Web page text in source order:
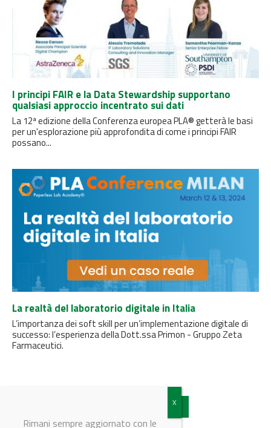
I principi FAIR e la Data Stewardship supportano
qualsiasi approccio incentrato sui dati
La 12ª edizione della Conferenza europea PLA® getterà le basi
per un'esplorazione più approfondita di come i principi FAIR
possano...
La realtà del laboratorio digitale in Italia
L’importanza dei soft skill per un’implementazione digitale di
successo: l’esperienza della Dott.ssa Primon - Gruppo Zeta
Farmaceutici.
Vedi tutti gli articoli
Rimani sempre aggiornato con le